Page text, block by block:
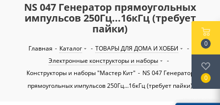
NS 047 Генератор прямоугольных
импульсов 250Гц...16кГц (требует
пайки)
Главная - Каталог - ТОВАРЫ ДЛЯ ДОМА И ХОББИ
-
Электронные конструкторы и наборы
-
Конструкторы и наборы "Мастер Кит" - NS 047 Генератор
прямоугольных импульсов 250Гц...16кГц (требует пайки)
0
0